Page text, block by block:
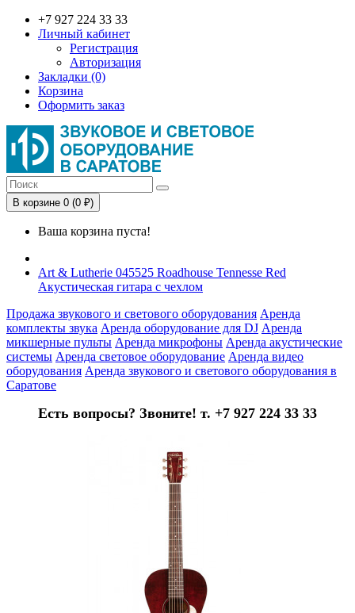
+7 927 224 33 33
Личный кабинет
Регистрация
Авторизация
Закладки (0)
Корзина
Оформить заказ
В корзине 0 (0 ₽)
Ваша корзина пуста!
Art & Lutherie 045525 Roadhouse Tennesse Red
Акустическая гитара с чехлом
Продажа звукового и светового оборудования Аренда
комплекты звука Аренда оборудование для DJ Аренда
микшерные пульты Аренда микрофоны Аренда акустические
системы Аренда световое оборудование Аренда видео
оборудования Аренда звукового и светового оборудования в
Саратове
Есть вопросы? Звоните! т. +7 927 224 33 33